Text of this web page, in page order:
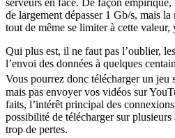
serveurs en face. De façon
de largement dépasser 1 Gb/s, mais
tout de même se limiter à cette
Qui plus est, il ne faut pas l’oublier,
l’envoi des données à quelques
Vous pourrez donc télécharger un jeu
mais pas envoyer vos vidéos sur
faits, l’intérêt principal des
possibilité de télécharger sur plusieurs
trop de pertes.